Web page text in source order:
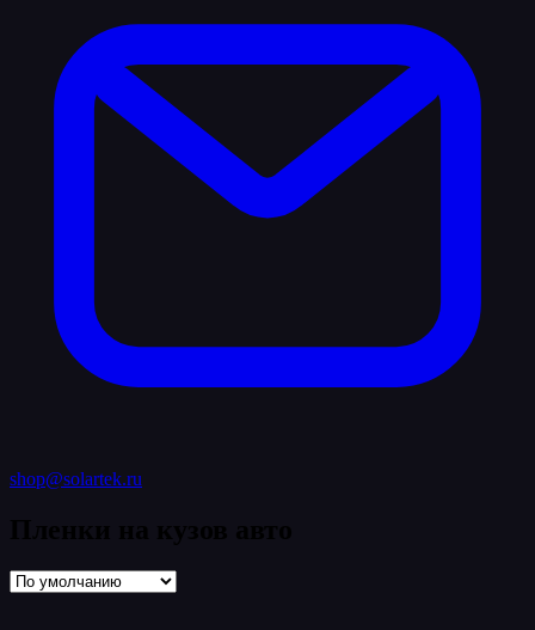
shop@solartek.ru